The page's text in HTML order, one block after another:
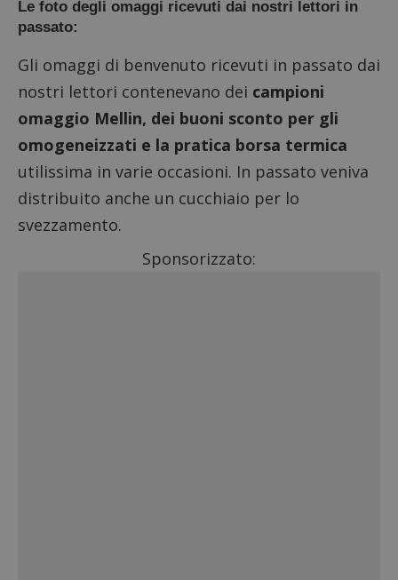
Le foto degli omaggi ricevuti dai nostri lettori in
passato:
Gli omaggi di benvenuto ricevuti in passato dai
nostri lettori contenevano dei campioni
omaggio Mellin, dei buoni sconto per gli
omogeneizzati e la pratica borsa termica
utilissima in varie occasioni. In passato veniva
distribuito anche un cucchiaio per lo
svezzamento.
Sponsorizzato: